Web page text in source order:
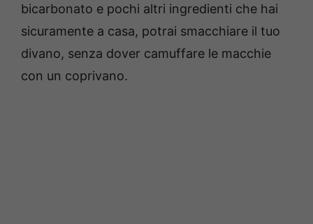
bicarbonato e pochi altri ingredienti che hai
sicuramente a casa, potrai smacchiare il tuo
divano, senza dover camuffare le macchie
con un coprivano.